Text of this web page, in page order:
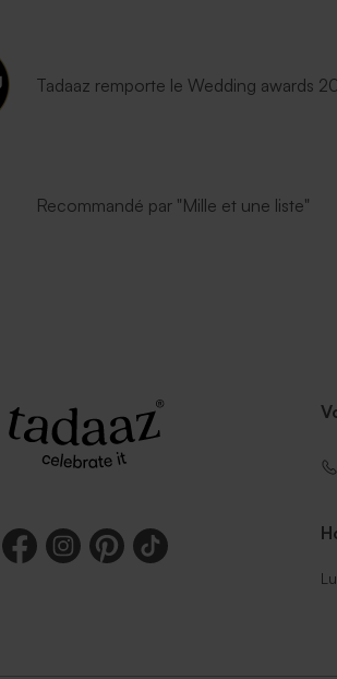
Tadaaz remporte le Wedding awards
Recommandé par "Mille et une liste"